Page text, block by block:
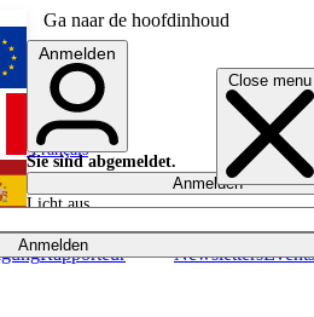
Ga naar de hoofdinhoud
Close menu
Anmelden
Rapporteur NewslettersEvents
English
Français
Anmelden
Sie sind abgemeldet.
Anmelden
Licht aus